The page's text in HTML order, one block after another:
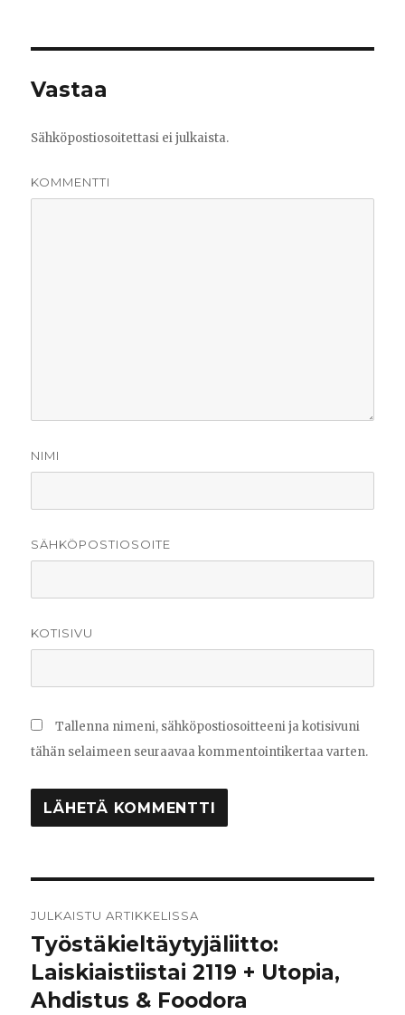
Vastaa
Sähköpostiosoitettasi ei julkaista.
KOMMENTTI
NIMI
SÄHKÖPOSTIOSOITE
KOTISIVU
Tallenna nimeni, sähköpostiosoitteeni ja kotisivuni
tähän selaimeen seuraavaa kommentointikertaa varten.
selaus
JULKAISTU ARTIKKELISSA
Työstäkieltäytyjäliitto:
Laiskiaistiistai 2119 + Utopia,
Ahdistus & Foodora